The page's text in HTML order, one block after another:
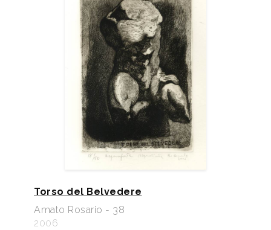
Torso del Belvedere
Amato Rosario - 38
2006